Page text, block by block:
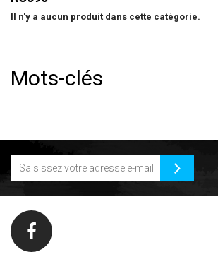
Il n'y a aucun produit dans cette catégorie.
Mots-clés